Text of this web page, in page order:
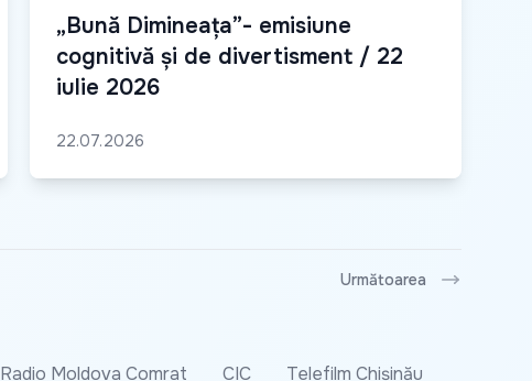
„Bună Dimineața”- emisiune
cognitivă și de divertisment / 22
iulie 2026
22.07.2026
Următoarea
Radio Moldova Comrat CIC
Telefilm Chișinău